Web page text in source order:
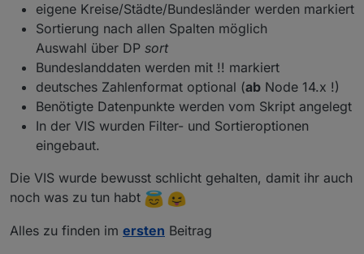
Wahlweise können alle Landkreisdaten des
Covid19 Adapters angezeigt werden
Thread nachlesen, die neueste Version befindet
sich immer in diesem Beitrag
eigene Kreise/Städte/Bundesländer werden markiert
Sortierung nach allen Spalten möglich
Auswahl über DP sort
Bundeslanddaten werden mit !! markiert
deutsches Zahlenformat optional (ab Node 14.x !)
Benötigte Datenpunkte werden vom Skript angelegt
In der VIS wurden Filter- und Sortieroptionen
eingebaut.
Die VIS wurde bewusst schlicht gehalten, damit ihr auch
noch was zu tun habt
Alles zu finden im ersten Beitrag